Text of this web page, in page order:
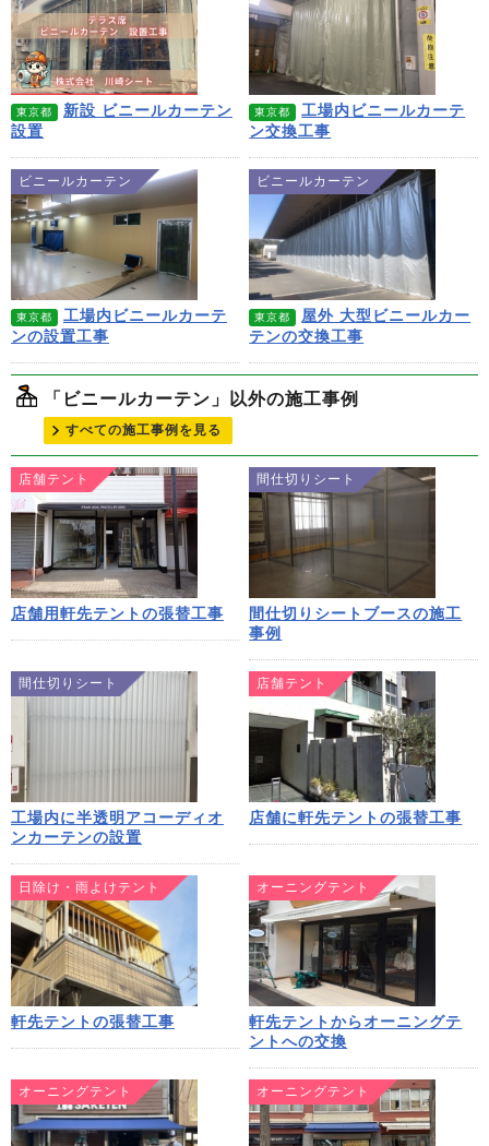
東京都
新設 ビニールカーテン
設置
東京都
工場内ビニールカーテ
ン交換工事
ビニールカーテン
東京都
工場内ビニールカーテ
ンの設置工事
ビニールカーテン
東京都
屋外 大型ビニールカー
テンの交換工事
「ビニールカーテン」以外の施工事例
すべての施工事例を見る
店舗テント
店舗用軒先テントの張替工事
間仕切りシート
間仕切りシートブースの施工
事例
間仕切りシート
工場内に半透明アコーディオ
ンカーテンの設置
店舗テント
店舗に軒先テントの張替工事
日除け・雨よけテント
軒先テントの張替工事
オーニングテント
軒先テントからオーニングテ
ントへの交換
オーニングテント オーニングテント